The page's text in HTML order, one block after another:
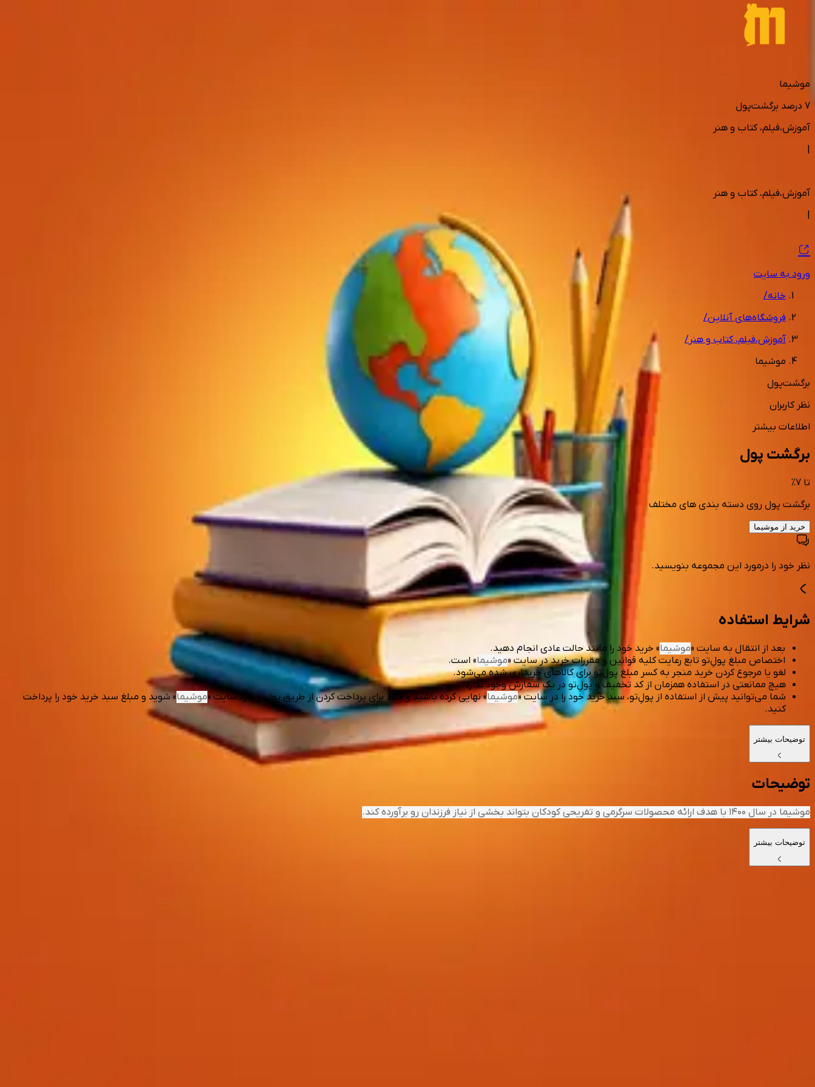
موشیما
7 درصد برگشت‌پول
آموزش،فیلم، کتاب و هنر
آموزش،فیلم، کتاب و هنر
ورود به سایت
خانه/
فروشگاه‌های آنلاین/
آموزش،فیلم، کتاب و هنر/
موشیما
برگشت‌پول
نظر کاربران
اطلاعات بیشتر
برگشت پول
تا 7
%
برگشت پول روی دسته بندی های مختلف
خرید از موشیما
نظر خود را درمورد این مجموعه بنویسید.
شرایط استفاده
بعد از انتقال به سایت «موشیما» خرید خود را مانند حالت عادی انجام دهید.
اختصاص مبلغ پولِ‌تو تابع رعایت کلیه قوانین و مقررات خرید در سایت «موشیما» است.
لغو یا مرجوع کردن خرید منجر به کسر مبلغ پولِ‌تو برای کالاهای خریداری شده می‌شود.
هیچ ممانعتی در استفاده همزمان از کد تخفیف و پولِ‌تو در یک سفارش وجود ندارد.
شما می‌توانید پیش از استفاده از پولِ‌تو، سبد خرید خود را در سایت «موشیما» نهایی کرده باشید و فقط برای پرداخت کردن از طریق پولِ‌تو وارد سایت «موشیما» شوید و مبلغ سبد خرید خود را پرداخت
کنید.
توضیحات بیشتر
توضیحات
موشیما در سال ۱۴۰۰ با هدف ارائه محصولات سرگرمی و تفریحی کودکان بتواند بخشی از نیاز فرزندان رو برآورده کند.
توضیحات بیشتر